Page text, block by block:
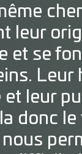
leur
et se
Leur
leur
donc